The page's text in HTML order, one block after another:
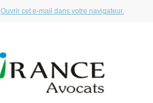
Ouvrir cet e-mail dans votre navigateur.